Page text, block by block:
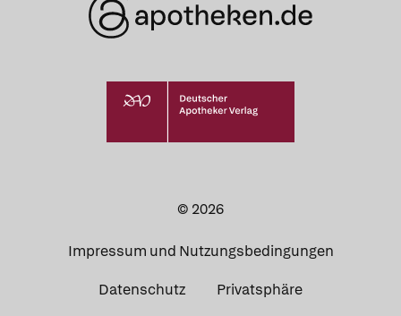
© 2026
Impressum und Nutzungsbedingungen
Datenschutz Privatsphäre